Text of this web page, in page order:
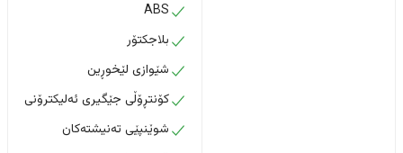
ABS
بلاجکتۆر
شێوازی لێخوڕین
کۆنتڕۆڵی جێگیری ئەلیکترۆنی
شوێنپێی تەنیشتەکان